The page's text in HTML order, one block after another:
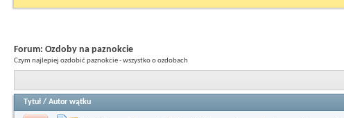
Forum: Ozdoby na paznokcie
Czym najlepiej ozdobić paznokcie - wszystko o ozdobach
Tytuł / Autor wątku